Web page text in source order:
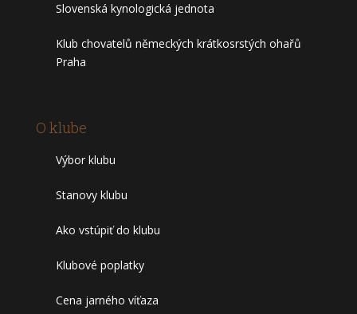
Slovenská kynologická jednota
Klub chovatelů německých krátkosrstých ohařů
Praha
O klube
Výbor klubu
Stanovy klubu
Ako vstúpiť do klubu
Klubové poplatky
Cena jarného víťaza